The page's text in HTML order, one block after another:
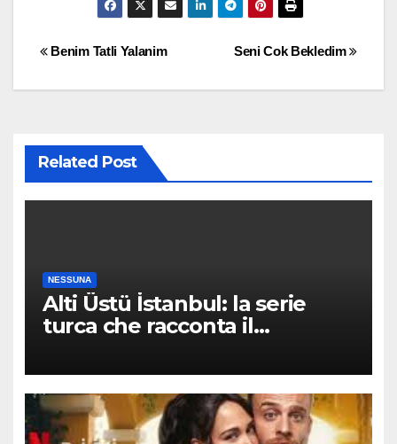
maggio 2022Società di
YapimDirettore:
Turchia Sinossi Efe è
un ragazzo di 12 anni
che…
Post
navigation
Seni Cok Bekledim
Benim Tatli Yalanim
Related Post
NESSUNA
Alti Üstü İstanbul: la serie
turca che racconta il
per caso